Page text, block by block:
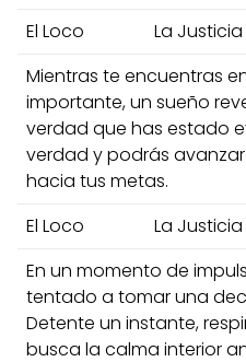
El Loco
La
Mientras te encuentras
importante, un sueño
verdad que has estado
verdad y podrás
hacia tus metas.
El Loco
La Justicia
En un momento de
tentado a tomar una
Detente un instante,
busca la calma interior